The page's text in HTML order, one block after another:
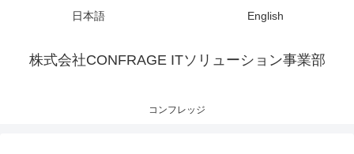
株式会社CONFRAGE ITソリューション事業部
コンフレッジ
日本語 English